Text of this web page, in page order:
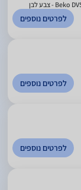
לפרטים נוספים
לפרטים נוספים
לפרטים נוספים